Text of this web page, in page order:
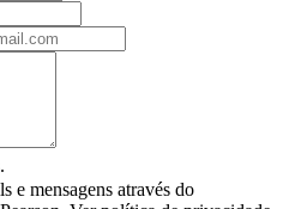
e mensagens através do